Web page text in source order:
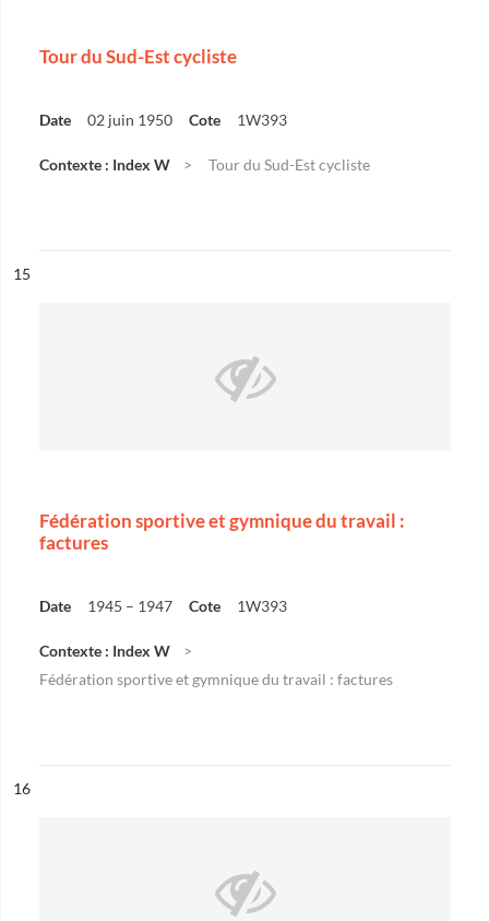
Tour du Sud-Est cycliste
Date 02 juin 1950 Cote 1W393
Contexte : Index W Tour du Sud-Est cycliste
n°
15
Fédération sportive et gymnique du travail :
factures
Date 1945 – 1947 Cote 1W393
Contexte : Index W
Fédération sportive et gymnique du travail : factures
n°
16